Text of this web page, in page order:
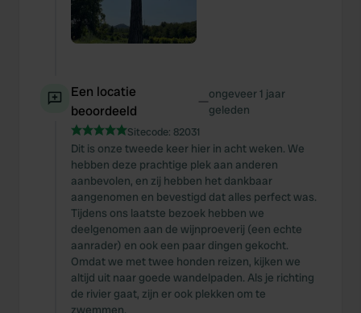
Een locatie
beoordeeld
—ongeveer 1 jaar
geleden
Sitecode: 82031
Dit is onze tweede keer hier in acht weken. We
hebben deze prachtige plek aan anderen
aanbevolen, en zij hebben het dankbaar
aangenomen en bevestigd dat alles perfect was.
Tijdens ons laatste bezoek hebben we
deelgenomen aan de wijnproeverij (een echte
aanrader) en ook een paar dingen gekocht.
Omdat we met twee honden reizen, kijken we
altijd uit naar goede wandelpaden. Als je richting
de rivier gaat, zijn er ook plekken om te
zwemmen.